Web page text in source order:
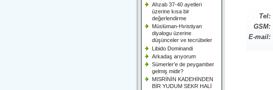
Ahzab 37-40 ayetleri
üzerine kısa bir
değerlendirme
Müslüman-Hıristiyan
diyalogu üzerine
düşünceler ve tecrübeler
Libido Dominandi
Arkadaş arıyorum
Sümerler’e de peygamber
gelmiş midir?
MISRİNİN KADEHİNDEN
BİR YUDUM SEKR HALİ
Tel:
GSM:
E-mail: